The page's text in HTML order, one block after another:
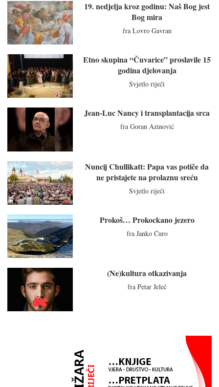
19. nedjelja kroz godinu: Naš Bog jest
Bog mira
fra Lovro Gavran
Etno skupina “Čuvarice” proslavile 15
godina djelovanja
Svjetlo riječi
Jean-Luc Nancy i transplantacija srca
fra Goran Azinović
Nuncij Chullikatt: Papa vas potiče da
ne pristajete na prolaznu sreću
Svjetlo riječi
Prokoš… Prokockano jezero
fra Janko Ćuro
(Ne)kultura otkazivanja
fra Petar Jeleč